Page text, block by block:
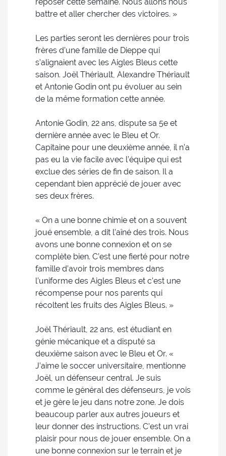
battre et aller chercher des victoires. »
Les parties seront les dernières pour trois
frères d’une famille de Dieppe qui
s’alignaient avec les Aigles Bleus cette
saison. Joël Thériault, Alexandre Thériault
et Antonie Godin ont pu évoluer au sein
de la même formation cette année.
Antonie Godin, 22 ans, dispute sa 5e et
dernière année avec le Bleu et Or.
Capitaine pour une deuxième année, il n’a
pas eu la vie facile avec l’équipe qui est
exclue des séries de fin de saison. Il a
cependant bien apprécié de jouer avec
ses deux frères.
« On a une bonne chimie et on a souvent
joué ensemble, a dit l’aîné des trois. Nous
avons une bonne connexion et on se
complète bien. C’est une fierté pour notre
famille d’avoir trois membres dans
l’uniforme des Aigles Bleus et c’est une
récompense pour nos parents qui
récoltent les fruits des Aigles Bleus. »
Joël Thériault, 22 ans, est étudiant en
génie mécanique et a disputé sa
deuxième saison avec le Bleu et Or. «
J’aime le soccer universitaire, mentionne
Joël, un défenseur central. Je suis
comme le général des défenseurs, je vois
et je gère le jeu dans notre zone. Je dois
beaucoup parler aux autres joueurs et
leur donner des instructions. C’est un vrai
plaisir pour nous de jouer ensemble. On a
une bonne connexion sur le terrain et je